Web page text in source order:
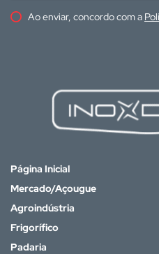
Ao enviar, concordo com a
Página Inicial
Mercado/Açougue
Agroindústria
Frigorífico
Padaria